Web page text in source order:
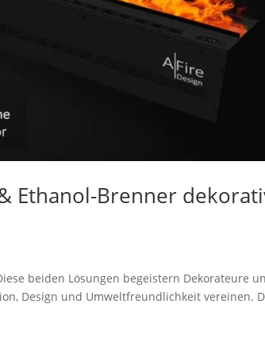
Ethanol-Brenner
beiden Lösungen begeistern Dekorateure
Design und Umweltfreundlichkeit vereinen.